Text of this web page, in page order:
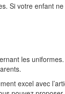
Si votre enfant
les uniformes.
excel avec